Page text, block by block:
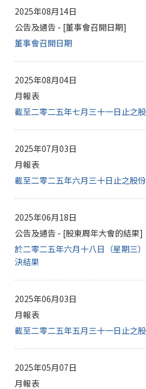
2025年08月14日
公告及通告 - [董事會召開日期]
董事會召開日期
2025年08月04日
月報表
截至二零二五年七月三十一日止之
2025年07月03日
月報表
截至二零二五年六月三十日止之股
2025年06月18日
公告及通告 - [股東周年大會的結果]
於二零二五年六月十八日（星期三
決結果
2025年06月03日
月報表
截至二零二五年五月三十一日止之
2025年05月07日
月報表